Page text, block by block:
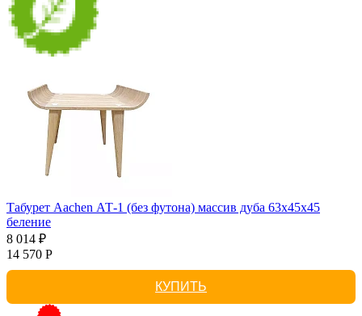
Табурет Aachen АТ-1 (без футона) массив дуба 63х45х45
беление
8 014 ₽
14 570 Р
КУПИТЬ